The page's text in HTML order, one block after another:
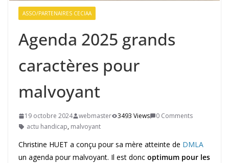
ASSO/PARTENAIRES CECIAA
Agenda 2025 grands
caractères pour
malvoyant
19 octobre 2024 webmaster 3493 Views
0 Comments
actu handicap, malvoyant
Christine HUET a conçu pour sa mère atteinte de DMLA
un agenda pour malvoyant. Il est donc optimum pour les